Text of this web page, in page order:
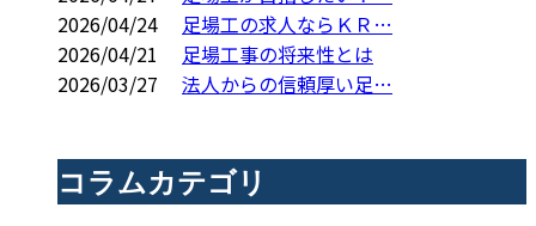
2026/04/24
足場工の求人ならＫＲ…
2026/04/21
足場工事の将来性とは
2026/03/27
法人からの信頼厚い足…
コラムカテゴリ